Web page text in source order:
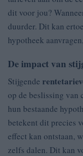
dit voor jou?
duurder. Dit kan
hypotheek
De impact van
Stijgende
op de beslissing van
hun bestaande
betekent dit precies
effect kan ontstaan,
zelfs dalen. Dit kan